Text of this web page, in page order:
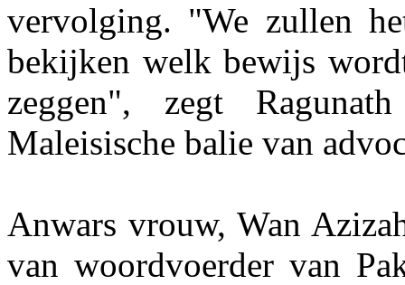
vervolging. "We zullen
bekijken welk bewijs
zeggen", zegt
Maleisische balie van
Anwars vrouw, Wan
van woordvoerder van